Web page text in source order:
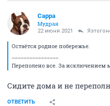
Сарра
Мудрая
22 июня 2021
Остаётся родное побережье.
Переполено все. За исключением
Сидите дома и не
ОТВЕТИТЬ